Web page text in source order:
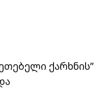
ქარხნის”